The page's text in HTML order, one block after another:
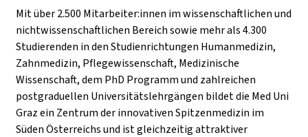
Mit über 2.500 Mitarbeiter:innen im wissenschaftlichen und
nichtwissenschaftlichen Bereich sowie mehr als 4.300
Studierenden in den Studienrichtungen Humanmedizin,
Zahnmedizin, Pflegewissenschaft, Medizinische
Wissenschaft, dem PhD Programm und zahlreichen
postgraduellen Universitätslehrgängen bildet die Med Uni
Graz ein Zentrum der innovativen Spitzenmedizin im
Süden Österreichs und ist gleichzeitig attraktiver